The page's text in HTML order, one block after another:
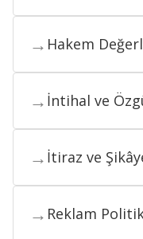
→ Hakem
→ İntihal ve
→ İtiraz ve
→ Reklam